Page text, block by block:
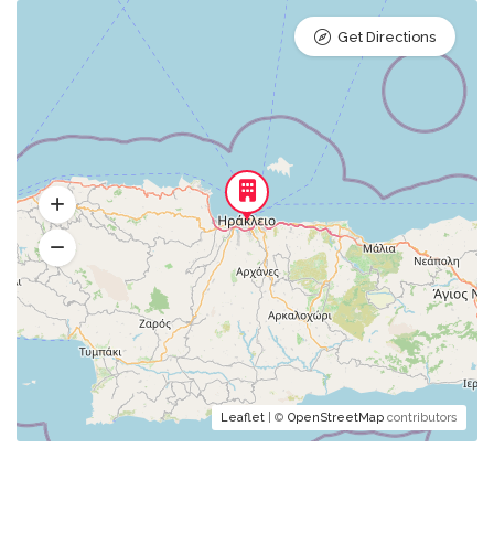
Leaflet | © OpenStreetMap contributors
Get Directions